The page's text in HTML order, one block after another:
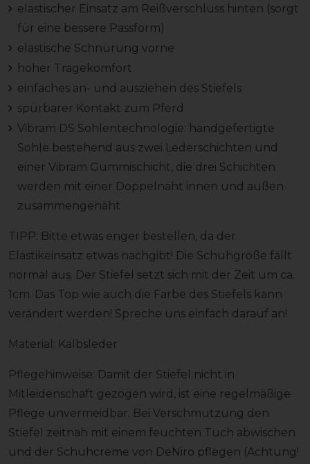
elastischer Einsatz am Reißverschluss hinten (sorgt
für eine bessere Passform)
elastische Schnürung vorne
hoher Tragekomfort
einfaches an- und ausziehen des Stiefels
spürbarer Kontakt zum Pferd
Vibram DS Sohlentechnologie: handgefertigte
Sohle bestehend aus zwei Lederschichten und
einer Vibram Gummischicht, die drei Schichten
werden mit einer Doppelnaht innen und außen
zusammengenäht
TIPP: Bitte etwas enger bestellen, da der
Elastikeinsatz etwas nachgibt! Die Schuhgröße fällt
normal aus. Der Stiefel setzt sich mit der Zeit um ca.
1cm. Das Top wie auch die Farbe des Stiefels kann
verändert werden! Spreche uns einfach darauf an!
Material: Kalbsleder
Pflegehinweise: Damit der Stiefel nicht in
Mitleidenschaft gezogen wird, ist eine regelmäßige
Pflege unvermeidbar. Bei Verschmutzung den
Stiefel zeitnah mit einem feuchten Tuch abwischen
und der Schuhcreme von DeNiro pflegen (Achtung!